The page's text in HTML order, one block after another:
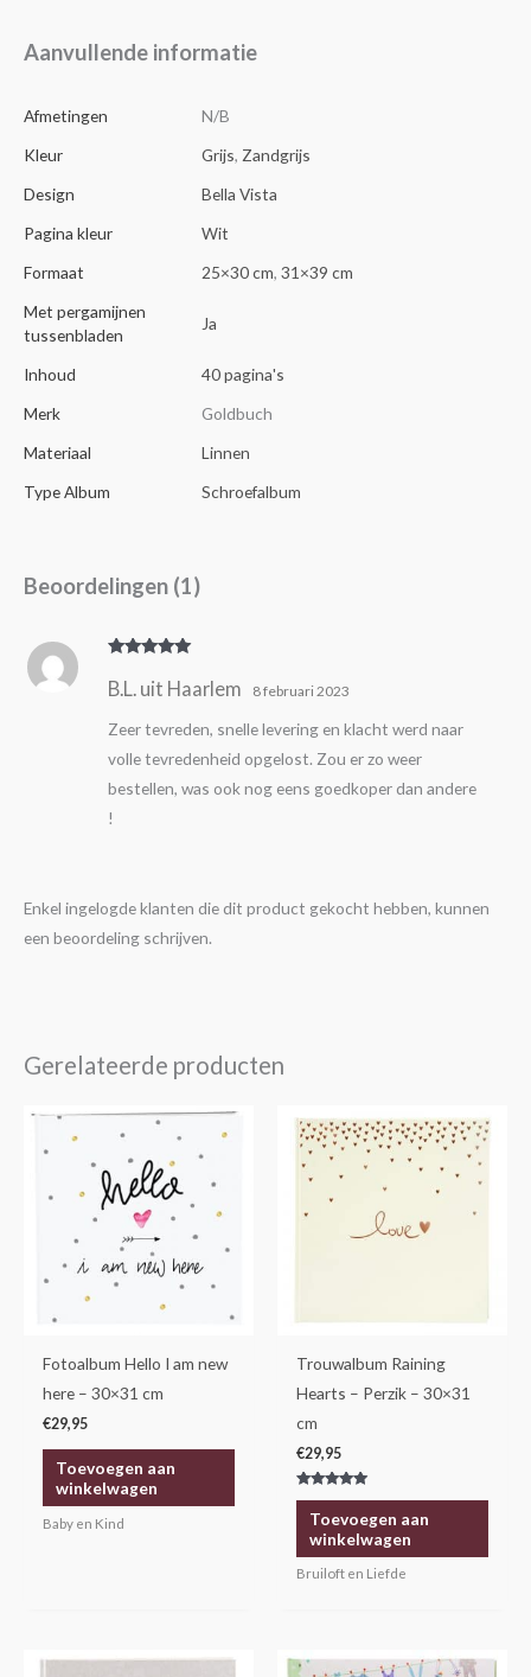
Aanvullende informatie
Afmetingen
N/B
Kleur
Grijs, Zandgrijs
Design
Bella Vista
Pagina kleur
Wit
Formaat
25×30 cm, 31×39 cm
Met pergamijnen
tussenbladen
Ja
Inhoud
40 pagina's
Merk
Goldbuch
Materiaal
Linnen
Type Album
Schroefalbum
Beoordelingen (1)
d 5 uit 5
B.L. uit Haarlem 8 februari 2023
Zeer tevreden, snelle levering en klacht werd naar
volle tevredenheid opgelost. Zou er zo weer
bestellen, was ook nog eens goedkoper dan andere
!
Enkel ingelogde klanten die dit product gekocht hebben, kunnen
een beoordeling schrijven.
Gerelateerde producten
Fotoalbum Hello I am new
here – 30×31 cm
€29,95
Toevoegen aan
winkelwagen
Baby en Kind
Trouwalbum Raining
Hearts – Perzik – 30×31
cm
€29,95
Gewaardeerd
5.00
uit 5Toevoegen aan
winkelwagen
Bruiloft en Liefde